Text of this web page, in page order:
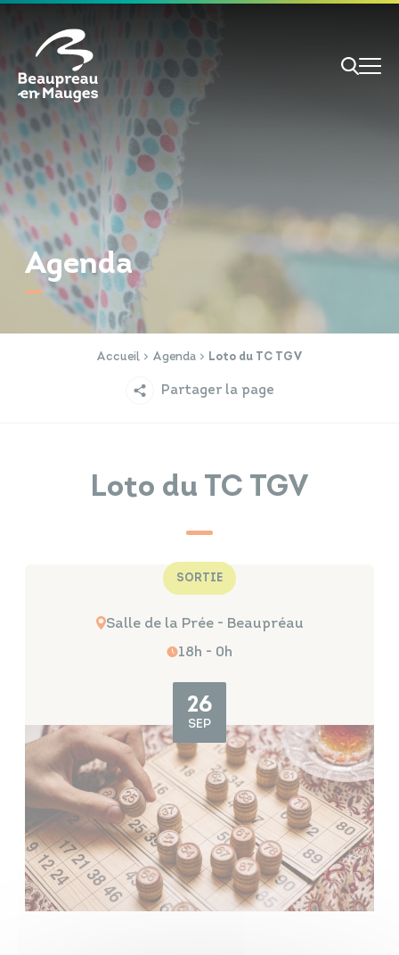
RECHERCHE
Agenda
Accueil Agenda Loto du TC TGV
Partager la page
Loto du TC TGV
SORTIE
Salle de la Prée - Beaupréau
18h - 0h
26
SEP
Je veux
Papiers d'identité Portail Famille
Cookies management panel